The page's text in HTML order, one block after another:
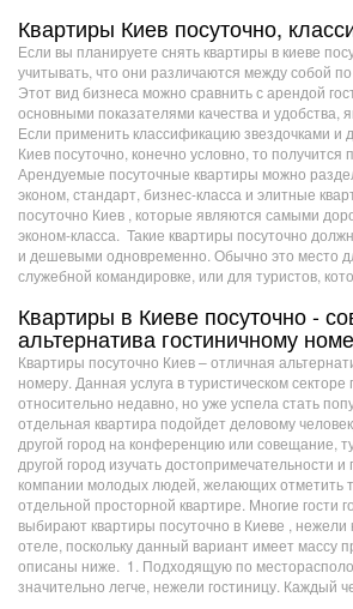
Квартиры Киев посуточно,
Если вы планируете снять квартиры в киеве
учитывать, что они различаются между собой
Этот вид бизнеса можно сравнить с арендой
основными показателями качества и удобства,
Если применить классификацию звездочками и
Киев посуточно, конечно условно, то получится
Арендуемые посуточные квартиры можно
эконом, стандарт, бизнес-класса и элитные
посуточно Киев , которые являются самыми
эконом-класса. Такие квартиры посуточно
и дешевыми одновременно. Обычно это место
служебной командировке, или для туристов,
Квартиры в Киеве посуточно -
альтернатива гостиничному
Квартиры посуточно Киев – отличная
номеру. Данная услуга в туристическом секторе
относительно недавно, но уже успела стать
отдельная квартира подойдет деловому
другой город на конференцию или совещание,
другой город изучать достопримечательности
компании молодых людей, желающих отметить
отдельной просторной квартире. Многие гости
выбирают квартиры посуточно в Киеве , нежели
отеле, поскольку данный вариант имеет массу
описаны ниже. 1. Подходящую по
значительно легче, нежели гостиницу. Каждый